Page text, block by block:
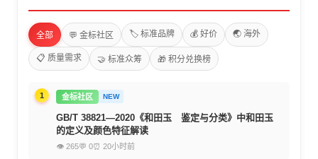
全部 💬 金标社区 🏷️ 标准品牌 💰 好价 🌏 海外
📋 质量需求 🤝 标准众筹 🎁 积分兑换榜
1 金标社区 NEW
GB/T 38821—2020《和田玉 鉴定与分类》中和田玉
的定义及颜色特征解读
👁 265💬 0⏰ 20小时前